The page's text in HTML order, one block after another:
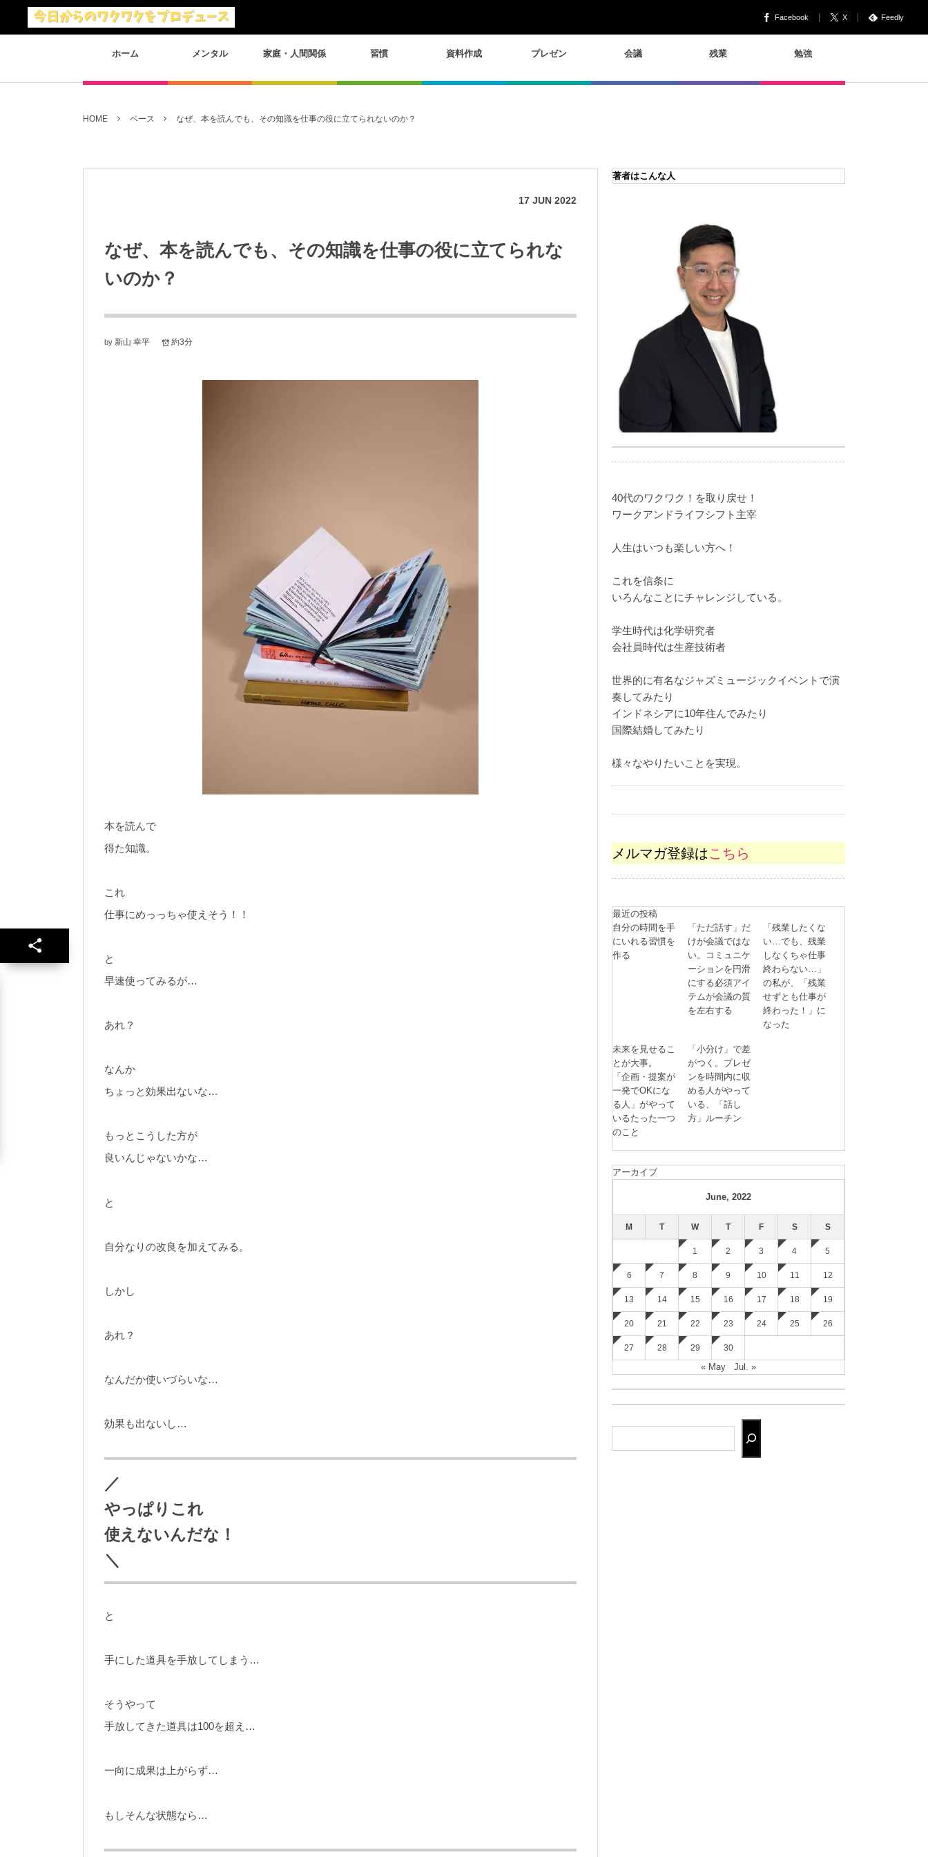
Facebook X Feedly
ホーム メンタル 家庭・人間関係 習慣 資料作成 プレゼン 会議 残業 勉強
HOME ベース なぜ、本を読んでも、その知識を仕事の役に立てられないのか？
17 JUN 2022
なぜ、本を読んでも、その知識を仕事の役に立てられな
いのか？
by 新山 幸平 約3分
本を読んで
得た知識。
これ
仕事にめっっちゃ使えそう！！
と
早速使ってみるが…
あれ？
なんか
ちょっと効果出ないな…
もっとこうした方が
良いんじゃないかな…
と
自分なりの改良を加えてみる。
しかし
あれ？
なんだか使いづらいな…
効果も出ないし…
／
やっぱりこれ
使えないんだな！
＼
と
手にした道具を手放してしまう…
そうやって
手放してきた道具は100を超え…
一向に成果は上がらず…
もしそんな状態なら…
著者はこんな人
40代のワクワク！を取り戻せ！
ワークアンドライフシフト主宰
人生はいつも楽しい方へ！
これを信条に
いろんなことにチャレンジしている。
学生時代は化学研究者
会社員時代は生産技術者
世界的に有名なジャズミュージックイベントで演
奏してみたり
インドネシアに10年住んでみたり
国際結婚してみたり
様々なやりたいことを実現。
メルマガ登録はこちら
最近の投稿
自分の時間を手
にいれる習慣を
作る
「ただ話す」だ
けが会議ではな
い。コミュニケ
ーションを円滑
にする必須アイ
テムが会議の質
を左右する
「残業したくな
い…でも、残業
しなくちゃ仕事
終わらない…」
の私が、「残業
せずとも仕事が
終わった！」に
なった
未来を見せるこ
とが大事。
「企画・提案が
一発でOKにな
る人」がやって
いるたった一つ
のこと
「小分け」で差
がつく。プレゼ
ンを時間内に収
める人がやって
いる、「話し
方」ルーチン
アーカイブ
June, 2022
M T W T F S S
1 2 3 4 5
6 7 8 9 10 11 12
13 14 15 16 17 18 19
20 21 22 23 24 25 26
27 28 29 30
« May Jul. »